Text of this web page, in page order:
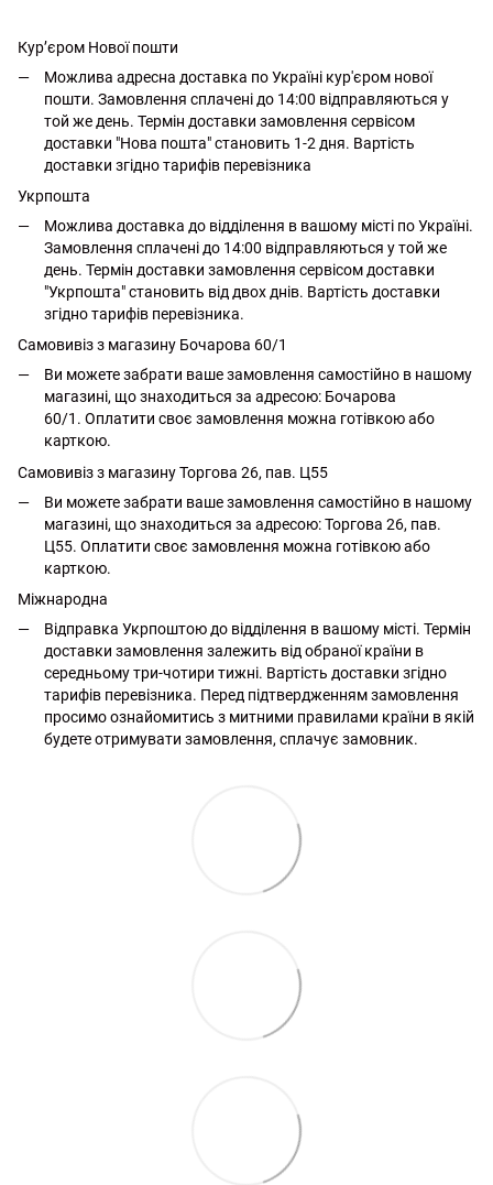
Кур’єром Нової пошти
Можлива адресна доставка по Україні кур'єром нової
пошти. Замовлення сплачені до 14:00 відправляються у
той же день. Термін доставки замовлення сервісом
доставки "Нова пошта" становить 1-2 дня. Вартість
доставки згідно тарифів перевізника
Укрпошта
Можлива доставка до відділення в вашому місті по Україні.
Замовлення сплачені до 14:00 відправляються у той же
день. Термін доставки замовлення сервісом доставки
"Укрпошта" становить від двох днів. Вартість доставки
згідно тарифів перевізника.
Самовивіз з магазину Бочарова 60/1
Ви можете забрати ваше замовлення самостійно в нашому
магазині, що знаходиться за адресою: Бочарова
60/1. Оплатити своє замовлення можна готівкою або
карткою.
Самовивіз з магазину Торгова 26, пав. Ц55
Ви можете забрати ваше замовлення самостійно в нашому
магазині, що знаходиться за адресою: Торгова 26, пав.
Ц55. Оплатити своє замовлення можна готівкою або
карткою.
Міжнародна
Відправка Укрпоштою до відділення в вашому місті. Термін
доставки замовлення залежить від обраної країни в
середньому три-чотири тижні. Вартість доставки згідно
тарифів перевізника. Перед підтвердженням замовлення
просимо ознайомитись з митними правилами країни в якій
будете отримувати замовлення, сплачує замовник.